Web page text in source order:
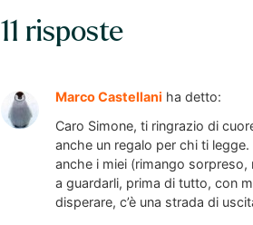
11 risposte
Marco Castellani ha detto:
Caro Simone, ti ringrazio di
anche un regalo per chi ti
anche i miei (rimango
a guardarli, prima di tutto, con
disperare, c’è una strada di